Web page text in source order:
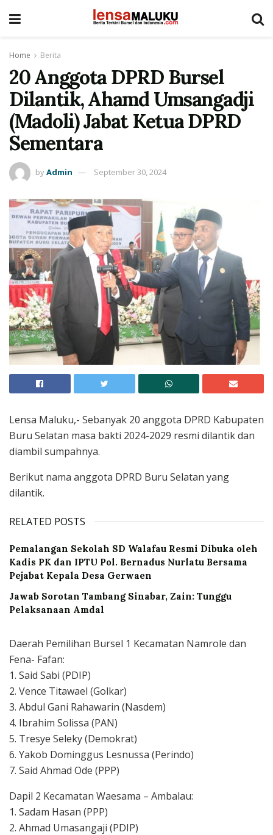
Home Berita
20 Anggota DPRD Bursel
Dilantik, Ahamd Umsangadji
(Madoli) Jabat Ketua DPRD
Sementara
byAdmin September 30, 2024
Lensa Maluku,- Sebanyak 20 anggota DPRD Kabupaten
Buru Selatan masa bakti 2024-2029 resmi dilantik dan
diambil sumpahnya.
Berikut nama anggota DPRD Buru Selatan yang
dilantik.
RELATED POSTS
Pemalangan Sekolah SD Walafau Resmi Dibuka oleh
Kadis PK dan IPTU Pol. Bernadus Nurlatu Bersama
Pejabat Kepala Desa Gerwaen
Jawab Sorotan Tambang Sinabar, Zain: Tunggu
Pelaksanaan Amdal
Daerah Pemilihan Bursel 1 Kecamatan Namrole dan
Fena- Fafan:
1. Said Sabi (PDIP)
2. Vence Titawael (Golkar)
3. Abdul Gani Rahawarin (Nasdem)
4. Ibrahim Solissa (PAN)
5. Tresye Seleky (Demokrat)
6. Yakob Dominggus Lesnussa (Perindo)
7. Said Ahmad Ode (PPP)
Dapil 2 Kecamatan Waesama – Ambalau:
1. Sadam Hasan (PPP)
2. Ahmad Umasangaji (PDIP)